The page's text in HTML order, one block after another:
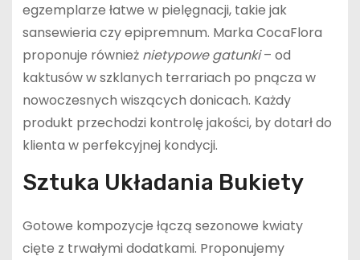
egzemplarze łatwe w pielęgnacji, takie jak
sansewieria czy epipremnum. Marka CocaFlora
proponuje również nietypowe gatunki– od
kaktusów w szklanych terrariach po pnącza w
nowoczesnych wiszących donicach. Każdy
produkt przechodzi kontrolę jakości, by dotarł do
klienta w perfekcyjnej kondycji.
Sztuka Układania Bukiety
Gotowe kompozycje łączą sezonowe kwiaty
cięte z trwałymi dodatkami. Proponujemy